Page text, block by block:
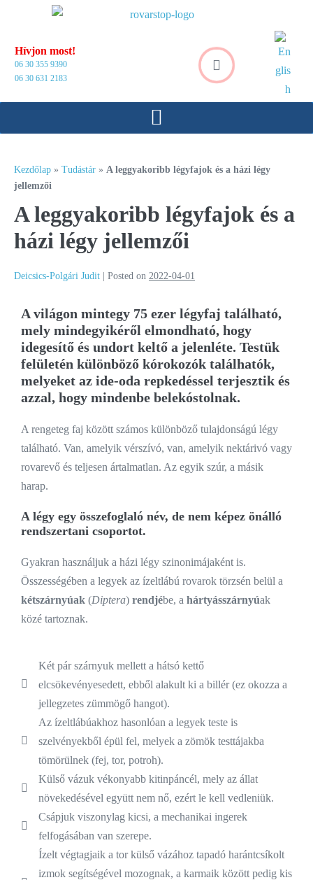
Hívjon most!
06 30 355 9390
06 30 631 2183
Kezdőlap » Tudástár » A leggyakoribb légyfajok és a házi légy
jellemzői
A leggyakoribb légyfajok és a
házi légy jellemzői
Deicsics-Polgári Judit Posted on 2022-04-01
A világon mintegy 75 ezer légyfaj található,
mely mindegyikéről elmondható, hogy
idegesítő és undort keltő a jelenléte. Testük
felületén különböző kórokozók találhatók,
melyeket az ide-oda repkedéssel terjesztik és
azzal, hogy mindenbe belekóstolnak.
A rengeteg faj között számos különböző tulajdonságú légy
található. Van, amelyik vérszívó, van, amelyik nektárivó vagy
rovarevő és teljesen ártalmatlan. Az egyik szúr, a másik
harap.
A légy egy összefoglaló név, de nem képez önálló
rendszertani csoportot.
Gyakran használjuk a házi légy szinonimájaként is.
Összességében a legyek az ízeltlábú rovarok törzsén belül a
kétszárnyúak (Diptera) rendjébe, a hártyásszárnyúak
közé tartoznak.
Két pár szárnyuk mellett a hátsó kettő
elcsökevényesedett, ebből alakult ki a billér (ez okozza a
jellegzetes zümmögő hangot).
Az ízeltlábúakhoz hasonlóan a legyek teste is
szelvényekből épül fel, melyek a zömök testtájakba
tömörülnek (fej, tor, potroh).
Külső vázuk vékonyabb kitinpáncél, mely az állat
növekedésével együtt nem nő, ezért le kell vedleniük.
Csápjuk viszonylag kicsi, a mechanikai ingerek
felfogásában van szerepe.
Ízelt végtagjaik a tor külső vázához tapadó harántcsíkolt
izmok segítségével mozognak, a karmaik között pedig kis